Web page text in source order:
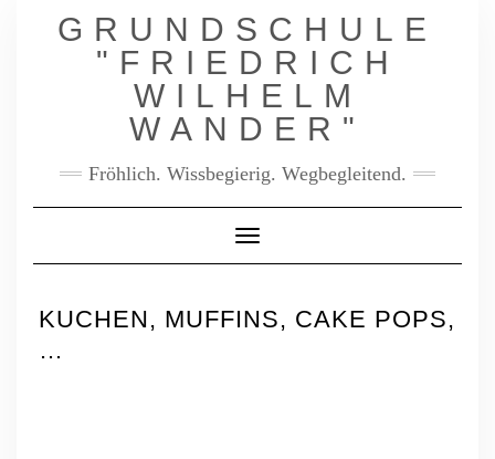
GRUNDSCHULE
"FRIEDRICH
WILHELM
WANDER"
Fröhlich. Wissbegierig. Wegbegleitend.
Toggle Navigation
KUCHEN, MUFFINS, CAKE POPS,
…